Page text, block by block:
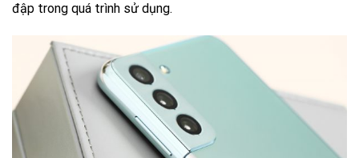
đập trong quá trình sử dụng.